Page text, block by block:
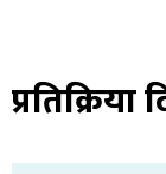
प्रतिक्रिया